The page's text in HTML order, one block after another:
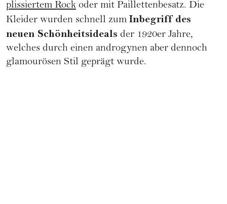
plissiertem Rock oder mit Paillettenbesatz. Die
Kleider wurden schnell zum Inbegriff des
neuen Schönheitsideals der 1920er Jahre,
welches durch einen androgynen aber dennoch
glamourösen Stil geprägt wurde.